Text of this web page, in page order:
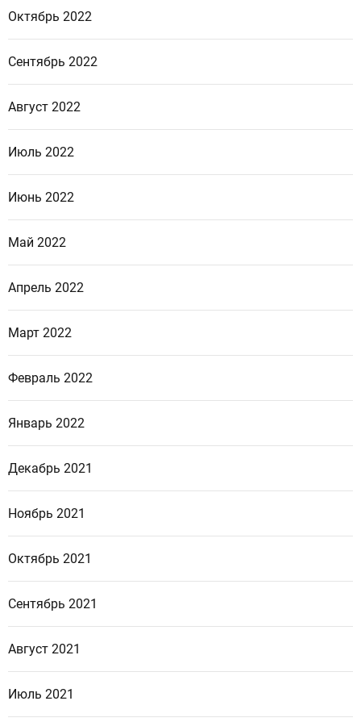
Октябрь 2022
Сентябрь 2022
Август 2022
Июль 2022
Июнь 2022
Май 2022
Апрель 2022
Март 2022
Февраль 2022
Январь 2022
Декабрь 2021
Ноябрь 2021
Октябрь 2021
Сентябрь 2021
Август 2021
Июль 2021